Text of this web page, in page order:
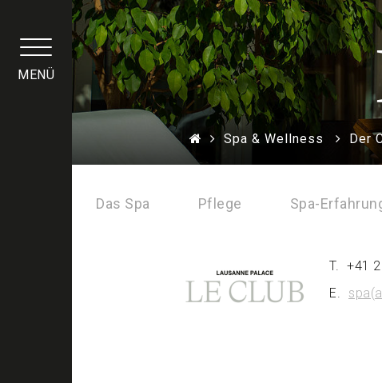
MENÜ
Das Spa Pflege Spa-
Spa & Wellness Der
T. +41
E.
Cookie-Einstellungen